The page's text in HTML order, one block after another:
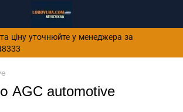
ціну уточнюйте у менеджера за
AGC automotive